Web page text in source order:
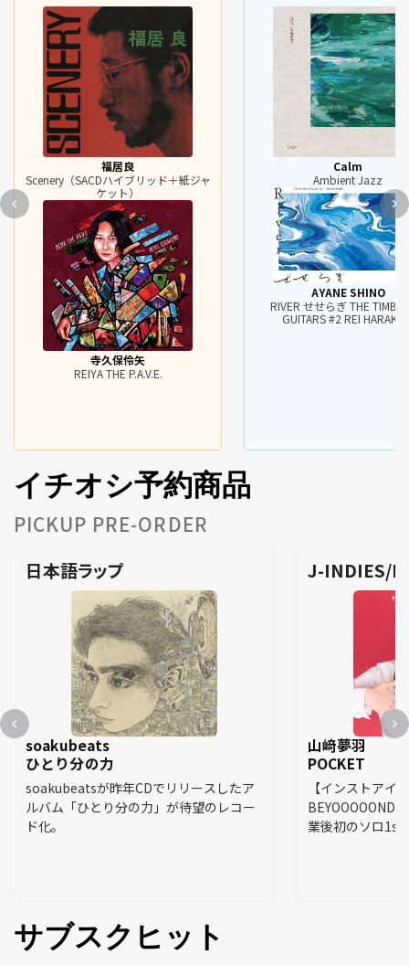
福居良
Scenery（SACDハイブリッド＋紙ジャ
ケット）
寺久保伶矢
REIYA THE P.A.V.E.
Calm
Ambient Jazz
AYANE SHINO
RIVER せせらぎ THE
GUITARS #2 REI
イチオシ予約商品
PICKUP PRE-ORDER
日本語ラップ
soakubeats
ひとり分の力
soakubeatsが昨年CDでリリースしたア
ルバム「ひとり分の力」が待望のレコー
ド化。
J-INDIES/
山﨑夢羽
POCKET
【インストアイ
業後初のソロ1st
サブスクヒット